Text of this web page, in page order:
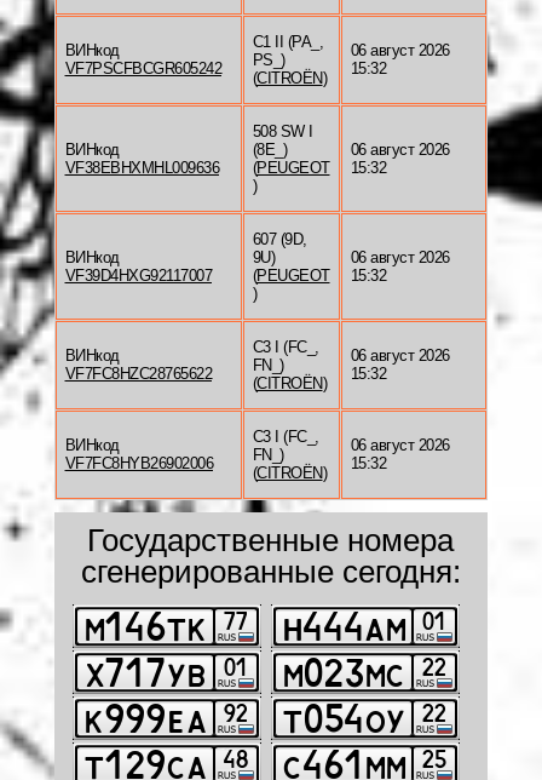
ВИНкод
VF7PSCFBCGR605242
C1 II (PA_,
PS_)
(CITROËN)
06 август 2026
15:32
ВИНкод
VF38EBHXMHL009636
508 SW I
(8E_)
(PEUGEOT
)
06 август 2026
15:32
ВИНкод
VF39D4HXG92117007
607 (9D,
9U)
(PEUGEOT
)
06 август 2026
15:32
ВИНкод
VF7FC8HZC28765622
C3 I (FC_,
FN_)
(CITROËN)
06 август 2026
15:32
ВИНкод
VF7FC8HYB26902006
C3 I (FC_,
FN_)
(CITROËN)
06 август 2026
15:32
Государственные номера
сгенерированные сегодня: